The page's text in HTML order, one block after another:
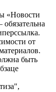
«Новости
от
быть